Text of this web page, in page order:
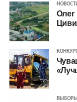
Олег
ВЫБОРЫ